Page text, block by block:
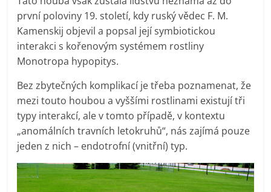
první poloviny 19. století, kdy ruský vědec F. M.
Kamenskij objevil a popsal její symbiotickou
interakci s kořenovým systémem rostliny
Monotropa hypopitys.
Bez zbytečných komplikací je třeba poznamenat, že
mezi touto houbou a vyššími rostlinami existují tři
typy interakcí, ale v tomto případě, v kontextu
„anomálních travních letokruhů“, nás zajímá pouze
jeden z nich – endotrofní (vnitřní) typ.